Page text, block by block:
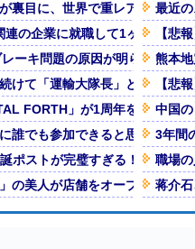
「洋画に日本版主題歌は必要
【悲報】職場で無能判定され
Powered by livedoor 相互RSS
裏目に、世界で重レアアース供
の企業に就職して1ヶ月半ほど
ーキ問題の原因が明らかにな
けて「運輸大隊長」と呼ばれる
FORTH」が1周年を迎えた
誰でも参加できると思って乱
ポストが完璧すぎる！！！【乃
の美人が店舗をオープンした
最近
【悲
熊本
【悲
中国
3年間
職場
蒋介